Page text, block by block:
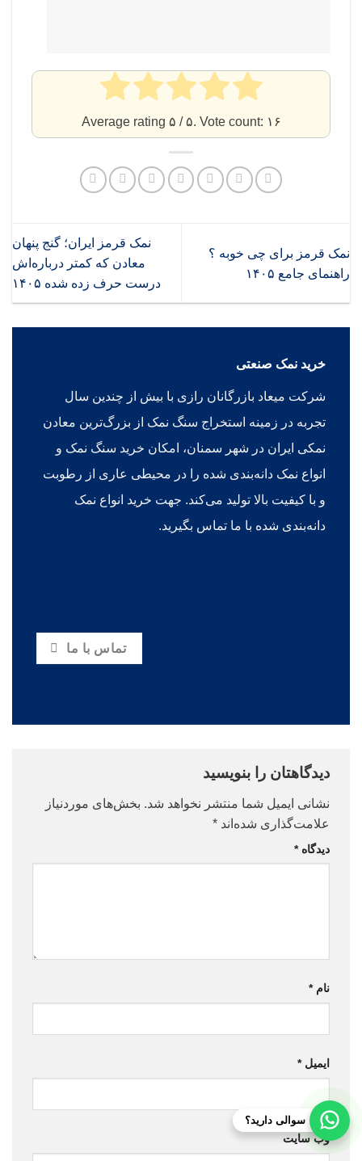
Average rating ۵ / ۵. Vote count: ۱۶
نمک قرمز برای چی خوبه ؟
راهنمای جامع ۱۴۰۵
نمک قرمز ایران؛ گنج پنهان
معادن که کمتر درباره‌اش
درست حرف زده شده ۱۴۰۵
خرید نمک صنعتی
شرکت میعاد بازرگانان رازی با بیش از چندین سال
تجربه در زمینه استخراج سنگ نمک از بزرگ‌ترین معادن
نمکی ایران در شهر سمنان، امکان خرید سنگ نمک و
انواع نمک دانه‌بندی شده را در محیطی عاری از رطوبت
و با کیفیت بالا تولید می‌کند. جهت خرید انواع نمک
دانه‌بندی شده با ما تماس بگیرید.
تماس با ما
دیدگاهتان را بنویسید
نشانی ایمیل شما منتشر نخواهد شد. بخش‌های موردنیاز
علامت‌گذاری شده‌اند *
دیدگاه*
نام*
ایمیل*
وب‌ سایت
سوالی دارید؟